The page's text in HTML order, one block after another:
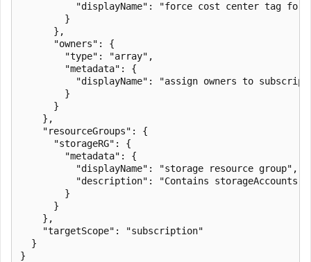
"displayName": "force cost center tag for
        }
      },
      "owners": {
        "type": "array",
        "metadata": {
"displayName": "assign owners to
        }
      }
    },
    "resourceGroups": {
      "storageRG": {
        "metadata": {
          "displayName": "storage resource group",
"description": "Contains storageAccounts
        }
      }
    },
    "targetScope": "subscription"
  }
}